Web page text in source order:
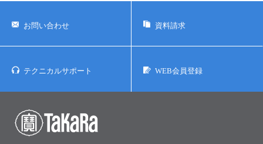
お問い合わせ 資料請求
テクニカルサポート WEB会員登録